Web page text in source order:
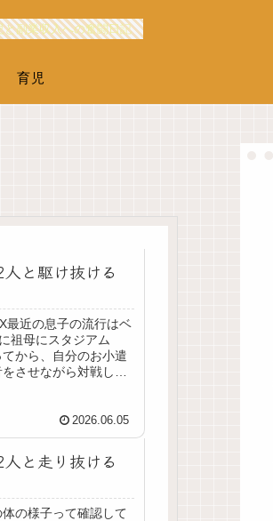
副業収入への奮闘日記
育児
と駆け抜ける
最近の息子の流行はベ
祖母にスタジアム
から、自分のお小遣
させながら対戦して
2026.06.05
と走り抜ける
の様子って確認して